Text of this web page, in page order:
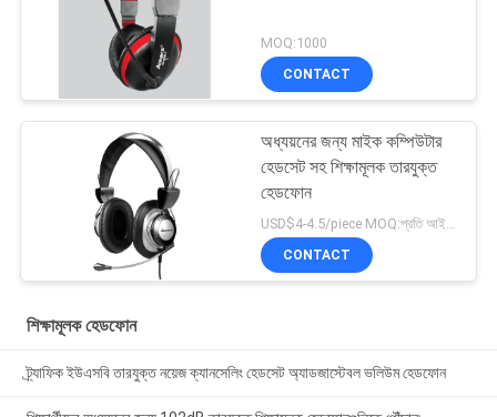
MOQ:1000
CONTACT
অধ্যয়নের জন্য মাইক কম্পিউটার
হেডসেট সহ শিক্ষামূলক তারযুক্ত
হেডফোন
CONTACT
শিক্ষামূলক হেডফোন
ট্র্যাফিক ইউএসবি তারযুক্ত নয়েজ ক্যানসেলিং হেডসেট অ্যাডজাস্টেবল ভলিউম হেডফোন